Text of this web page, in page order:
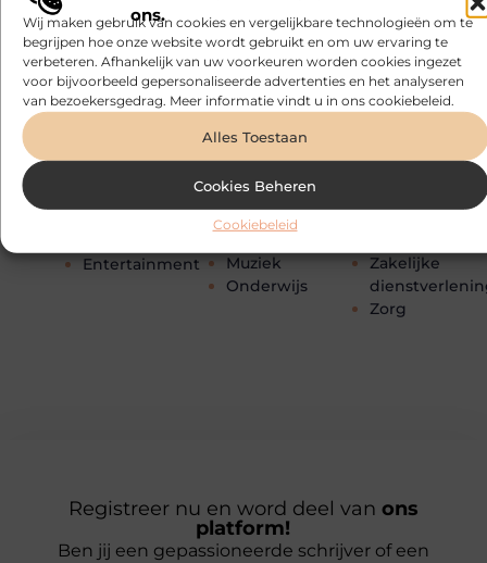
ons.
Wij maken gebruik van cookies en vergelijkbare technologieën om te
begrijpen hoe onze website wordt gebruikt en om uw ervaring te
verbeteren. Afhankelijk van uw voorkeuren worden cookies ingezet
voor bijvoorbeeld gepersonaliseerde advertenties en het analyseren
van bezoekersgedrag. Meer informatie vindt u in ons cookiebeleid.
Alles Toestaan
Cookies Beheren
Cookiebeleid
Beauty en
verzorging
Bedrijven
Bloemen
Blog
Electronica en
Entertainment
Internet
marketing
Kinderen
Management
Media
Mode en
Kleding
Muziek
Onderwijs
Verbouwen
Verenigingen
Vervoer en
transport
Woning en
Zakelijke
Zorg
Registreer nu en word deel van ons
platform!
Ben jij een gepassioneerde schrijver of een